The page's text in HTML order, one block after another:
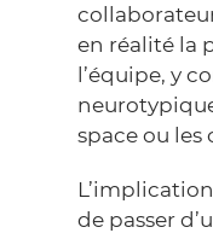
en réalité la
l’équipe, y
space ou les
de passer